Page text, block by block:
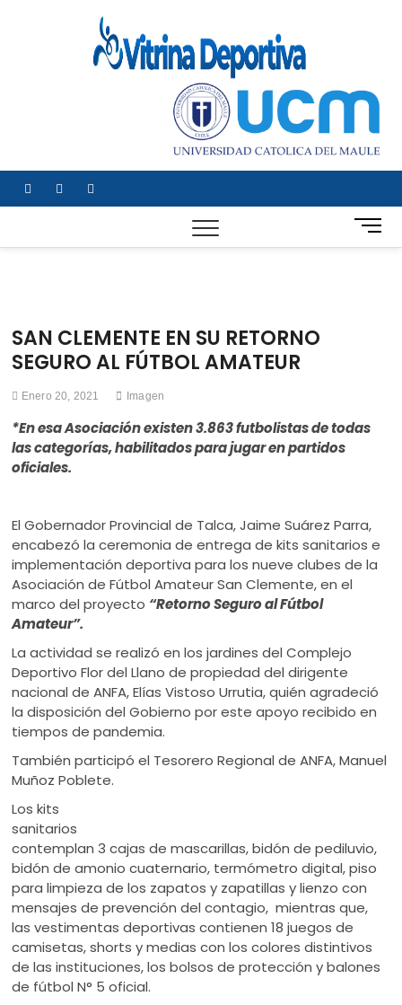
facebooktwitterinstagram
B
o
ú
SAN CLEMENTE EN SU RETORNO
SEGURO AL FÚTBOL AMATEUR
Enero 20, 2021 Imagen
*En esa Asociación existen 3.863 futbolistas de todas
las categorías, habilitados para jugar en partidos
oficiales.
El Gobernador Provincial de Talca, Jaime Suárez Parra,
encabezó la ceremonia de entrega de kits sanitarios e
implementación deportiva para los nueve clubes de la
Asociación de Fútbol Amateur San Clemente, en el
marco del proyecto “Retorno Seguro al Fútbol
Amateur”.
La actividad se realizó en los jardines del Complejo
Deportivo Flor del Llano de propiedad del dirigente
nacional de ANFA, Elías Vistoso Urrutia, quién agradeció
la disposición del Gobierno por este apoyo recibido en
tiempos de pandemia.
También participó el Tesorero Regional de ANFA, Manuel
Muñoz Poblete.
Los kits
sanitarios
contemplan 3 cajas de mascarillas, bidón de pediluvio,
bidón de amonio cuaternario, termómetro digital, piso
para limpieza de los zapatos y zapatillas y lienzo con
mensajes de prevención del contagio, mientras que,
las vestimentas deportivas contienen 18 juegos de
camisetas, shorts y medias con los colores distintivos
de las instituciones, los bolsos de protección y balones
de fútbol N° 5 oficial.